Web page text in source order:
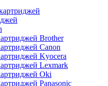
Brother
Canon
Kyocera
Lexmark
Oki
Panasonic